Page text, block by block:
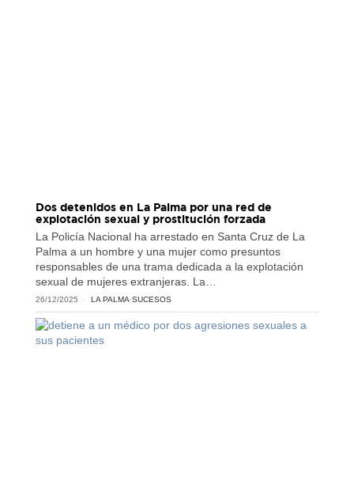
Dos detenidos en La Palma por una red de
explotación sexual y prostitución forzada
La Policía Nacional ha arrestado en Santa Cruz de La
Palma a un hombre y una mujer como presuntos
responsables de una trama dedicada a la explotación
sexual de mujeres extranjeras. La…
26/12/2025 LA PALMA·SUCESOS